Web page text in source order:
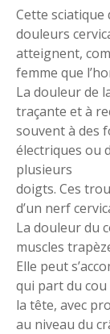
Cette sciatique
douleurs
atteignent,
femme que
La douleur de
traçante et à
souvent à des
électriques ou
plusieurs
doigts. Ces
d’un nerf
La douleur du
muscles
Elle peut
qui part du
la tête, avec
au niveau du